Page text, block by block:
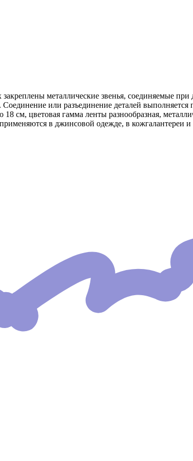
металлические звенья, соединяемые
или разъединение деталей
см, цветовая гамма ленты разнообразная,
в джинсовой одежде, в кожгалантереи